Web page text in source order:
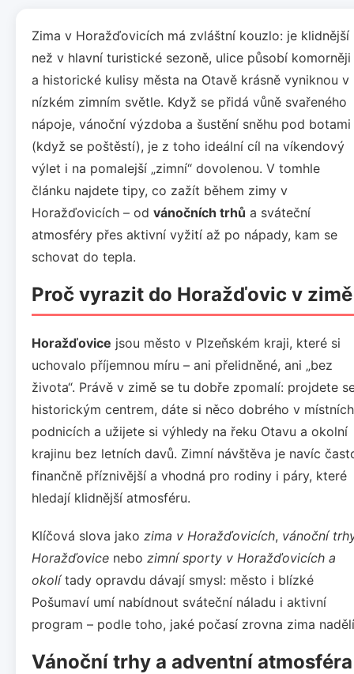
Zima v Horažďovicích má zvláštní kouzlo: je klidnější
než v hlavní turistické sezoně, ulice působí komorněji
a historické kulisy města na Otavě krásně vyniknou v
nízkém zimním světle. Když se přidá vůně svařeného
nápoje, vánoční výzdoba a šustění sněhu pod botami
(když se poštěstí), je z toho ideální cíl na víkendový
výlet i na pomalejší „zimní“ dovolenou. V tomhle
článku najdete tipy, co zažít během zimy v
Horažďovicích – od vánočních trhů a sváteční
atmosféry přes aktivní vyžití až po nápady, kam se
schovat do tepla.
Proč vyrazit do Horažďovic v zimě
Horažďovice jsou město v Plzeňském kraji, které si
uchovalo příjemnou míru – ani přelidněné, ani „bez
života“. Právě v zimě se tu dobře zpomalí: projdete
historickým centrem, dáte si něco dobrého v místních
podnicích a užijete si výhledy na řeku Otavu a okolní
krajinu bez letních davů. Zimní návštěva je navíc
finančně příznivější a vhodná pro rodiny i páry, které
hledají klidnější atmosféru.
Klíčová slova jako zima v Horažďovicích, vánoční
Horažďovice nebo zimní sporty v Horažďovicích a
okolítady opravdu dávají smysl: město i blízké
Pošumaví umí nabídnout sváteční náladu i aktivní
program – podle toho, jaké počasí zrovna zima
Vánoční trhy a adventní atmosféra